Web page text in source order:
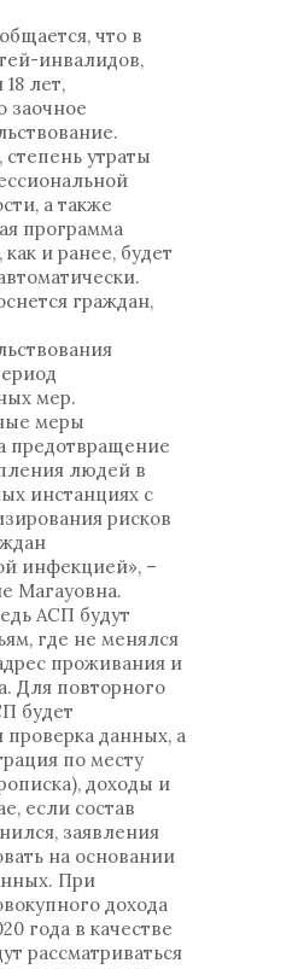
что в
инвалидов,
лет,
заочное
утраты
а также
программа
и ранее, будет
граждан,
мер.
меры
предотвращение
людей в
инстанциях с
рисков
инфекцией», –
Магауовна.
АСП будут
где не менялся
проживания и
Для повторного
будет
проверка данных, а
по месту
доходы и
если состав
заявления
на основании
При
дохода
года в качестве
рассматриваться